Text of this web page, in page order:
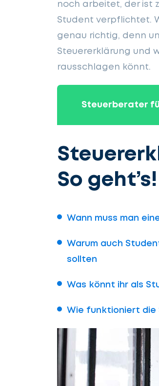
noch arbeitet, der ist
Student verpflichtet.
genau richtig, denn
Steuererklärung und
rausschlagen könnt.
Steuerberater
So geht’s!
Wann muss man
Warum auch
sollten
Was könnt ihr als
Wie funktioniert die